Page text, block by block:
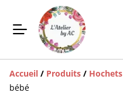
Accueil / Produits / Hochets
bébé